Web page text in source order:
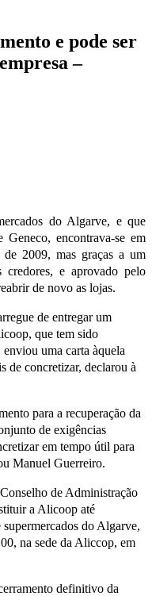
e pode ser
–
do Algarve, e que
encontrava-se em
de 2009, mas graças a um
e aprovado pelo
de novo as lojas.
de entregar um
que tem sido
uma carta àquela
de concretizar, declarou à
para a recuperação da
de exigências
em tempo útil para
Manuel Guerreiro.
de Administração
a Alicoop até
do Algarve,
na sede da Aliccop, em
definitivo da